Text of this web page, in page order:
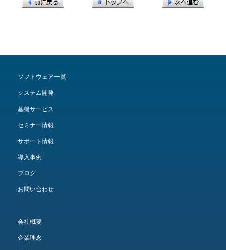
ソフトウェア一覧
システム開発
基盤サービス
セミナー情報
サポート情報
導入事例
ブログ
お問い合わせ
会社概要
企業理念